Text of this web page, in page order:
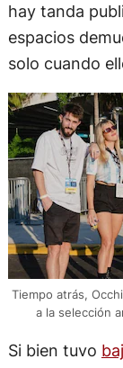
hay tanda
espacios
solo cuando
Tiempo atrás,
a la selección
Si bien tuvo